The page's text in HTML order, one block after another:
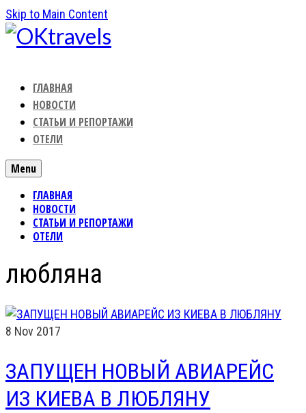
Skip to Main Content
ГЛАВНАЯ
НОВОСТИ
СТАТЬИ И РЕПОРТАЖИ
ОТЕЛИ
Menu
ГЛАВНАЯ
НОВОСТИ
СТАТЬИ И РЕПОРТАЖИ
ОТЕЛИ
любляна
8 Nov 2017
ЗАПУЩЕН НОВЫЙ АВИАРЕЙС
ИЗ КИЕВА В ЛЮБЛЯНУ